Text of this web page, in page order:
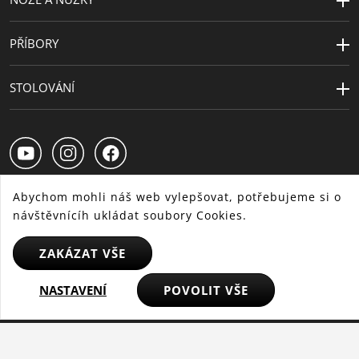
PŘÍBORY
STOLOVÁNÍ
© 2025 WMF - Všechna práva vyhrazena
Abychom mohli náš web vylepšovat, potřebujeme si o
návštěvnícíh ukládat soubory Cookies.
ZAKÁZAT VŠE
NASTAVENÍ POVOLIT VŠE